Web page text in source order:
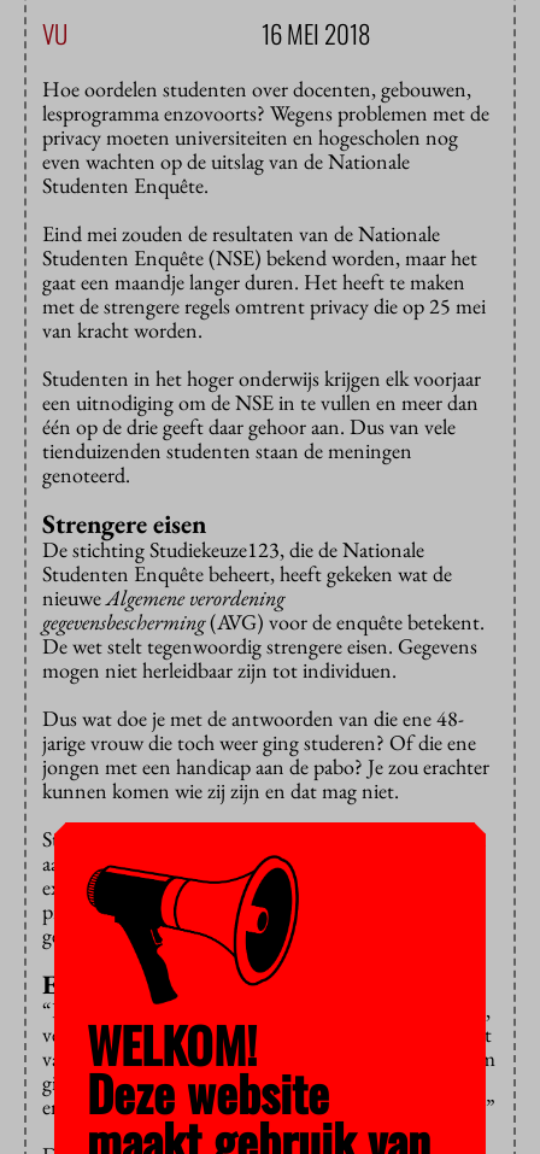
VU 16 MEI 2018
Hoe oordelen studenten over docenten, gebouwen,
lesprogramma enzovoorts? Wegens problemen met de
privacy moeten universiteiten en hogescholen nog
even wachten op de uitslag van de Nationale
Studenten Enquête.
Eind mei zouden de resultaten van de Nationale
Studenten Enquête (NSE) bekend worden, maar het
gaat een maandje langer duren. Het heeft te maken
met de strengere regels omtrent privacy die op 25 mei
van kracht worden.
Studenten in het hoger onderwijs krijgen elk voorjaar
een uitnodiging om de NSE in te vullen en meer dan
één op de drie geeft daar gehoor aan. Dus van vele
tienduizenden studenten staan de meningen
genoteerd.
Strengere eisen
De stichting Studiekeuze123, die de Nationale
Studenten Enquête beheert, heeft gekeken wat de
nieuweAlgemene verordening
gegevensbescherming(AVG) voor de enquête betekent.
De wet stelt tegenwoordig strengere eisen. Gegevens
mogen niet herleidbaar zijn tot individuen.
Dus wat doe je met de antwoorden van die ene 48-
jarige vrouw die toch weer ging studeren? Of die ene
jongen met een handicap aan de pabo? Je zou erachter
kunnen komen wie zij zijn en dat mag niet.
Studiekeuze123 had bedacht hoe zij de bestanden kon
aanleveren zonder problemen met de AVG, maar een
externe jurist die zich erover boog, zag toch nog wat
problemen. Er moesten extra maatregelen worden
genomen.
Extra berekeningen
“Dat gaf wat rumoer en beroering bij de instellingen”,
vertel Pauline Thoolen, hoofd informatiemanagement
van Studiekeuze123. “Er kwamen veel vragen. Daarom
gingen we met vertegenwoordigers van universiteiten
en hogescholen om de tafel om erover door te praten.”
WELKOM!
Deze website